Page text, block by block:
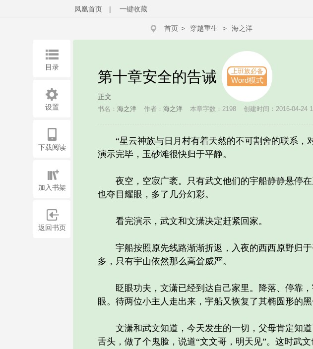
凤凰首页 | 一键收藏
首页 > 穿越重生 > 海之洋
第十章安全的告诫 上班族必备
Word模式
正文
书名： 海之洋 作者： 海之洋 本章字数：2198 创建时间：2016-04-24
“星云神族与日月村有着天然的不可割舍的联系，
演示完毕，玉砂滩很快归于平静。
夜空，空寂广袤。只有武文他们的宇船静静悬停在
也夺目耀眼，多了几分幻彩。
看完演示，武文和文潇决定赶紧回家。
宇船按照原先线路渐渐折返，入夜的西西原野归于
多，只有宇山依然那么高耸威严。
眨眼功夫，文潇已经到达自己家里。降落、停靠，
眼。待两位小主人走出来，宇船又恢复了其椭圆形的黑
文潇和武文知道，今天发生的一切，父母肯定知道
舌头，做了个鬼脸，说道“文文哥，明天见”。这时武
目录
设置
下载阅读
加入书架
返回书页